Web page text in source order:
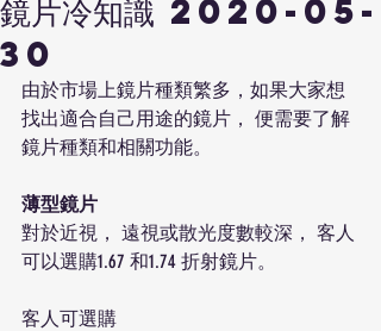
鏡片冷知識 2020-05-
30
由於市場上鏡片種類繁多，如果大家想
找出適合自己用途的鏡片， 便需要了解
鏡片種類和相關功能。
​薄型鏡片​
對於近視， 遠視或散光度數較深， 客人
可以選購1.67 和1.74 折射鏡片。
客人可選購